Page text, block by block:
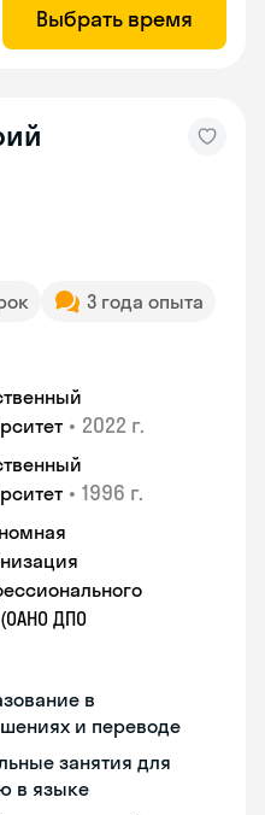
Выбрать время
3 года опыта
• 2022 г.
• 1996 г.
ДПО
в
и переводе
занятия для
в языке